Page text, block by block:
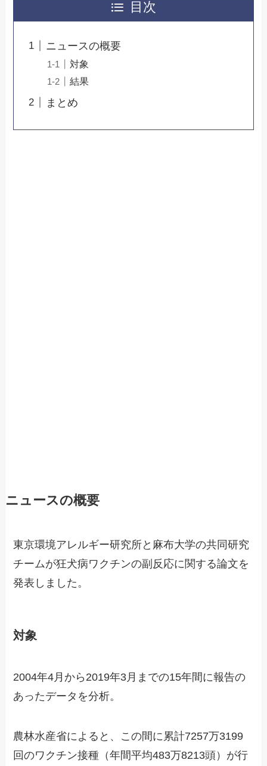
目次
ニュースの概要
対象
結果
まとめ
ニュースの概要
東京環境アレルギー研究所と麻布大学の共同研究
チームが狂犬病ワクチンの副反応に関する論文を
発表しました。
対象
2004年4月から2019年3月までの15年間に報告の
あったデータを分析。
農林水産省によると、この間に累計7257万3199
回のワクチン接種（年間平均483万8213頭）が行